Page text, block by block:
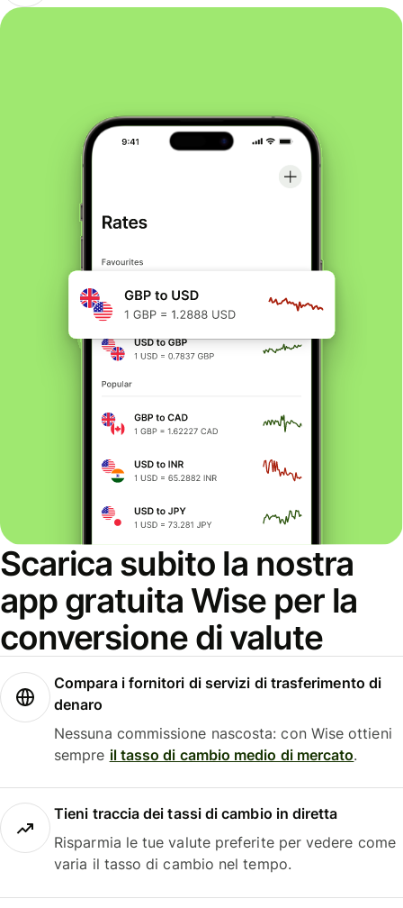
Scarica subito la nostra
app gratuita Wise per la
conversione di valute
Compara i fornitori di servizi di trasferimento di
denaro
Nessuna commissione nascosta: con Wise ottieni
sempre il tasso di cambio medio di mercato.
Tieni traccia dei tassi di cambio in diretta
Risparmia le tue valute preferite per vedere come
varia il tasso di cambio nel tempo.